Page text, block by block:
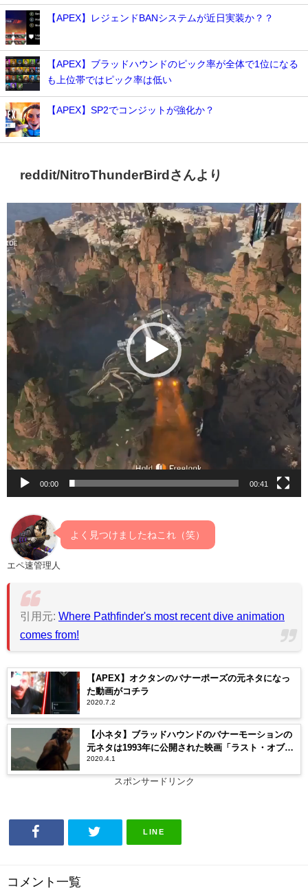
【APEX】レジェンドBANシステムが近日実装か？？
【APEX】ブラッドハウンドのピック率が全体で1位になる
も上位帯ではピック率は低い
【APEX】SP2でコンジットが強化か？
reddit/NitroThunderBirdさんより
画
プ
レ
ー
ヤ
ー
00:00 00:41
エペ速管理人
よく見つけましたねこれ（笑）
引用元: Where Pathfinder's most recent dive animation
comes from!
【APEX】オクタンのバナーポーズの元ネタになっ
た動画がコチラ
2020.7.2
【小ネタ】ブラッドハウンドのバナーモーションの
元ネタは1993年に公開された映画「ラスト・オブ・
モヒカン」
2020.4.1
スポンサードリンク
LINE
コメント一覧